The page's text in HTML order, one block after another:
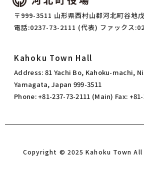
〒999-3511 山形県西村山郡河北町谷地
電話:0237-73-2111 (代表) ファックス
Kahoku Town Hall
Address: 81 Yachi Bo, Kahoku-machi,
Yamagata, Japan 999-3511
Phone: +81-237-73-2111 (Main) Fax:
Copyright © 2025 Kahoku Town